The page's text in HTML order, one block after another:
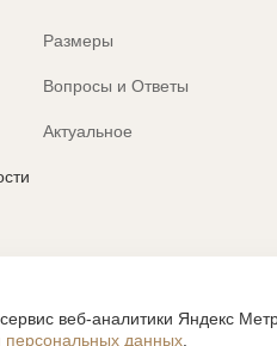
Размеры
Вопросы и Ответы
Актуальное
данных
веб-аналитики Яндекс
персональных данных